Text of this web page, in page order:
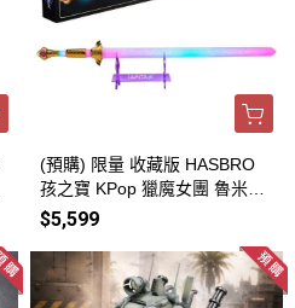
(預購) 限量 收藏版 HASBRO
孩之寶 KPop 獵魔女團 魯米的
四寅劍 RUMI sain geom electr
$5,599